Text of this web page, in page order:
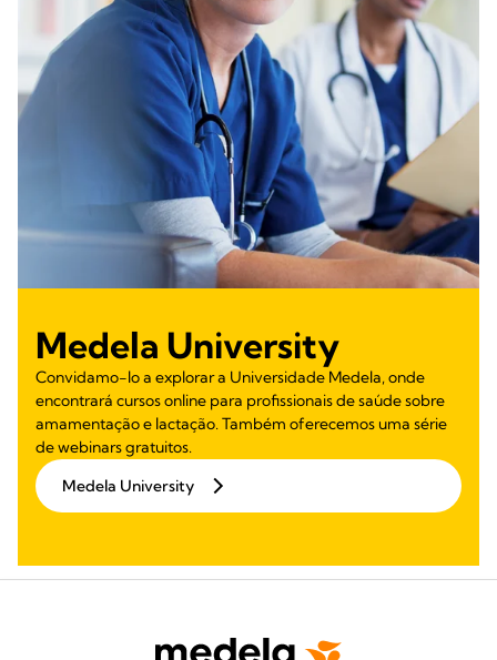
Medela University
Convidamo-lo a explorar a Universidade Medela, onde
encontrará cursos online para profissionais de saúde sobre
amamentação e lactação. Também oferecemos uma série
de webinars gratuitos.
Medela University